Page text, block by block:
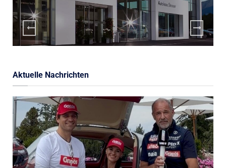
Aktuelle Nachrichten